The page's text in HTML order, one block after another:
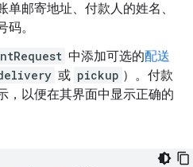
邮寄地址、付款人的姓名、
。
中添加可选的配送
或 pickup ）。付款
，以便在其界面中显示正确的